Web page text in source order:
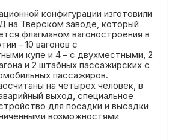
конфигурации изготовили
на Тверском заводе, который
флагманом вагоностроения в
– 10 вагонов с
купе и 4 – с двухместными, 2
и 2 штабных пассажирских с
пассажиров.
на четырех человек, в
выход, специальное
для посадки и высадки
возможностями